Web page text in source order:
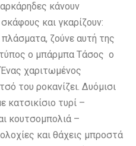
κάνουν
και γκαρίζουν:
πλάσματα, ζούνε αυτή της
ο μπάρμπα Τάσος ο
χαριτωμένος
του ροκανίζει. Δυόμισι
κατσικίσιο τυρί –
κουτσομπολιά –
και θάχεις μπροστά